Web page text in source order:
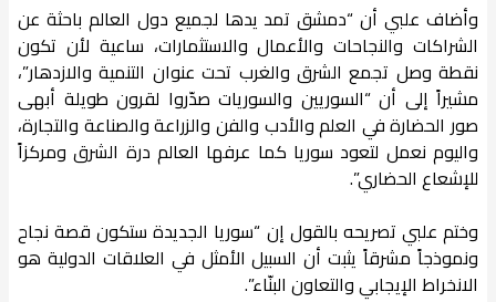
وأضاف علبي أن “دمشق تمد يدها لجميع دول العالم باحثة عن
الشراكات والنجاحات والأعمال والاستثمارات، ساعية لأن تكون
نقطة وصل تجمع الشرق والغرب تحت عنوان التنمية والازدهار”،
مشيراً إلى أن “السوريين والسوريات صدّروا لقرون طويلة أبهى
صور الحضارة في العلم والأدب والفن والزراعة والصناعة والتجارة،
واليوم نعمل لتعود سوريا كما عرفها العالم درة الشرق ومركزاً
للإشعاع الحضاري”.
وختم علبي تصريحه بالقول إن “سوريا الجديدة ستكون قصة نجاح
ونموذجاً مشرقاً يثبت أن السبيل الأمثل في العلاقات الدولية هو
الانخراط الإيجابي والتعاون البنّاء”.